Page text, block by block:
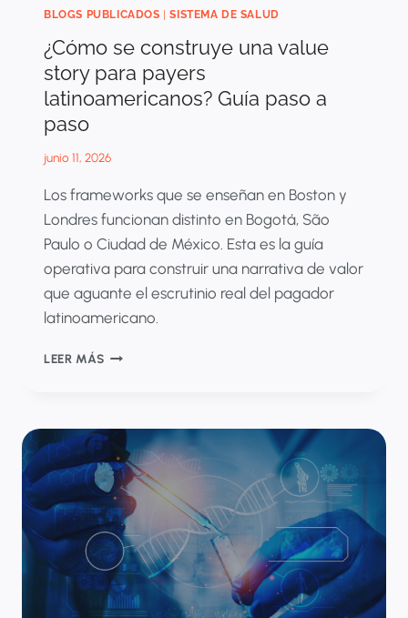
BLOGS PUBLICADOS |SISTEMA DE SALUD
¿Cómo se construye una value
story para payers
latinoamericanos? Guía paso a
paso
junio 11, 2026
Los frameworks que se enseñan en Boston y
Londres funcionan distinto en Bogotá, São
Paulo o Ciudad de México. Esta es la guía
operativa para construir una narrativa de valor
que aguante el escrutinio real del pagador
latinoamericano.
LEER MÁS¿CÓMO
VALUE
STORY
PARA
PAYERS
LATINOAMERICANOS?
GUÍA
PASO
A
PASO